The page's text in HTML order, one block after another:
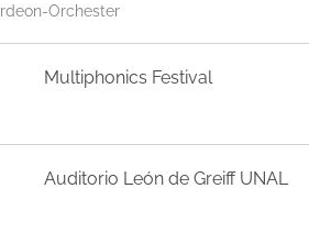
Orchester
Multiphonics Festival
Auditorio León de Greiff UNAL